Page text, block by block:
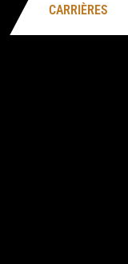
CARRIÈRES